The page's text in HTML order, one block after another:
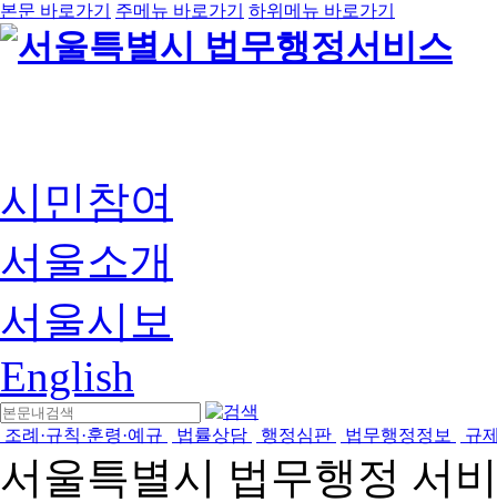
본문 바로가기 주메뉴 바로가기 하위메뉴 바로가기
시민참여
서울소개
서울시보
English
조례·규칙·훈령·예규 법률상담 행정심판 법무행정정보 규
서울특별시 법무행정 서